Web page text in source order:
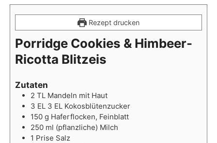
Rezept drucken
Porridge Cookies & Himbeer-
Ricotta Blitzeis
Zutaten
2 TL Mandeln mit Haut
3 EL 3 EL Kokosblütenzucker
150 g Haferflocken, Feinblatt
250 ml (pflanzliche) Milch
1 Prise Salz